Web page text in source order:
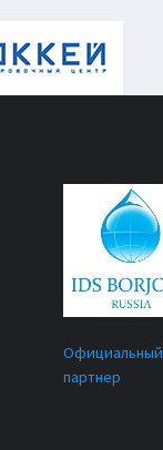
Официальный
партнер